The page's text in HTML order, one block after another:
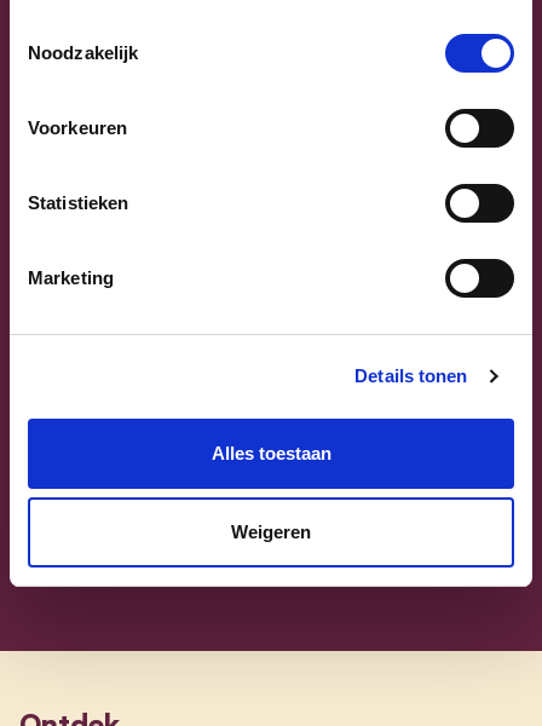
Noodzakelijk
Voorkeuren
Statistieken
Marketing
Details tonen
Alles toestaan
Weigeren
Vlaams-Brabant | Federaal Parlement
Sammy Mahdi
Next
alle kandidaten